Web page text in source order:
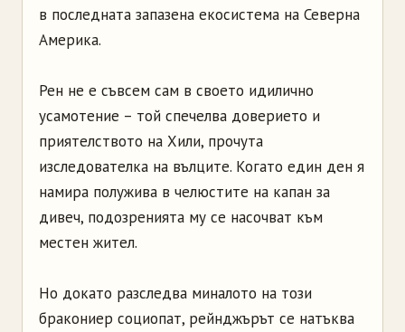
в последната запазена екосистема на Северна
Америка.
Рен не е съвсем сам в своето идилично
усамотение – той спечелва доверието и
приятелството на Хили, прочута
изследователка на вълците. Когато един ден я
намира полужива в челюстите на капан за
дивеч, подозренията му се насочват към
местен жител.
Но докато разследва миналото на този
бракониер социопат, рейнджърът се натъква